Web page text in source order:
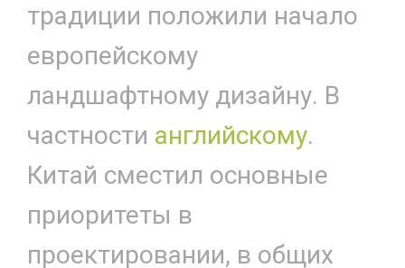
традиции положили начало
европейскому
ландшафтному дизайну. В
частности английскому.
Китай сместил основные
приоритеты в
проектировании, в общих